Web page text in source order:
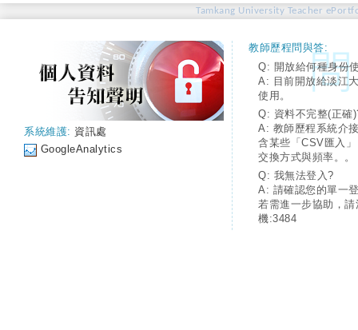
Tamkang University Teacher
系統維護: 資訊處
GoogleAnalytics
教師歷程問與答:
Q: 開放給何種身份
A: 目前開放給淡江
使用。
Q: 資料不完整(正確
A: 教師歷程系統介
含某些「CSV匯入
交換方式與頻率。。
Q: 我無法登入?
A: 請確認您的單一
若需進一步協助，
機:3484